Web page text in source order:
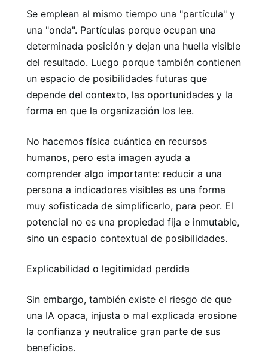
Se emplean al mismo tiempo una "partícula" y
una "onda". Partículas porque ocupan una
determinada posición y dejan una huella visible
del resultado. Luego porque también contienen
un espacio de posibilidades futuras que
depende del contexto, las oportunidades y la
forma en que la organización los lee.
No hacemos física cuántica en recursos
humanos, pero esta imagen ayuda a
comprender algo importante: reducir a una
persona a indicadores visibles es una forma
muy sofisticada de simplificarlo, para peor. El
potencial no es una propiedad fija e inmutable,
sino un espacio contextual de posibilidades.
Explicabilidad o legitimidad perdida
Sin embargo, también existe el riesgo de que
una IA opaca, injusta o mal explicada erosione
la confianza y neutralice gran parte de sus
beneficios.